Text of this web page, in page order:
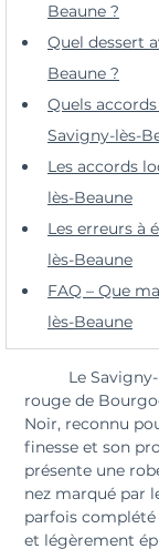
Beaune ?
Quel dessert
Beaune ?
Quels
Savigny-lès-
Les accords
lès-Beaune
Les erreurs à
lès-Beaune
FAQ – Que
lès-Beaune
rouge de
Noir, reconnu
finesse et son
présente une
nez marqué par
parfois
et légèrement